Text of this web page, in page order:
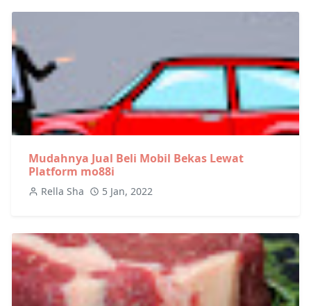
Mudahnya Jual Beli Mobil Bekas Lewat
Platform mo88i
Rella Sha 5 Jan, 2022